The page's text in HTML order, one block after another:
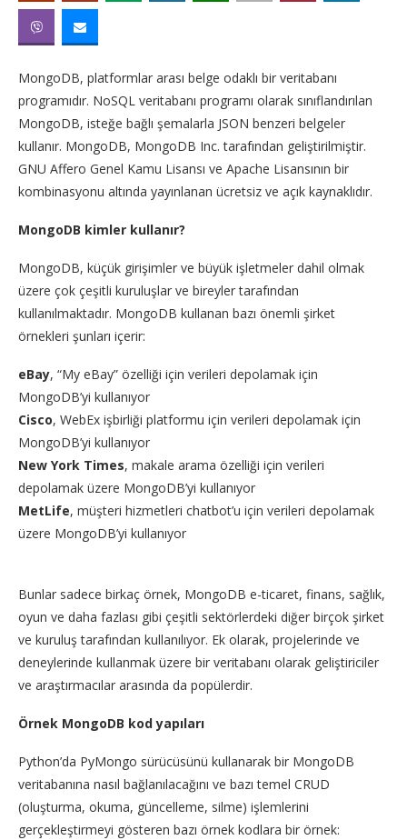
MongoDB, platformlar arası belge odaklı bir veritabanı
programıdır. NoSQL veritabanı programı olarak sınıflandırılan
MongoDB, isteğe bağlı şemalarla JSON benzeri belgeler
kullanır. MongoDB, MongoDB Inc. tarafından geliştirilmiştir.
GNU Affero Genel Kamu Lisansı ve Apache Lisansının bir
kombinasyonu altında yayınlanan ücretsiz ve açık kaynaklıdır.
MongoDB kimler kullanır?
MongoDB, küçük girişimler ve büyük işletmeler dahil olmak
üzere çok çeşitli kuruluşlar ve bireyler tarafından
kullanılmaktadır. MongoDB kullanan bazı önemli şirket
örnekleri şunları içerir:
eBay, “My eBay” özelliği için verileri depolamak için
MongoDB’yi kullanıyor
Cisco, WebEx işbirliği platformu için verileri depolamak için
MongoDB’yi kullanıyor
New York Times, makale arama özelliği için verileri
depolamak üzere MongoDB’yi kullanıyor
MetLife, müşteri hizmetleri chatbot’u için verileri depolamak
üzere MongoDB’yi kullanıyor
Bunlar sadece birkaç örnek, MongoDB e-ticaret, finans, sağlık,
oyun ve daha fazlası gibi çeşitli sektörlerdeki diğer birçok şirket
ve kuruluş tarafından kullanılıyor. Ek olarak, projelerinde ve
deneylerinde kullanmak üzere bir veritabanı olarak geliştiriciler
ve araştırmacılar arasında da popülerdir.
Örnek MongoDB kod yapıları
Python’da PyMongo sürücüsünü kullanarak bir MongoDB
veritabanına nasıl bağlanılacağını ve bazı temel CRUD
(oluşturma, okuma, güncelleme, silme) işlemlerini
gerçekleştirmeyi gösteren bazı örnek kodlara bir örnek: